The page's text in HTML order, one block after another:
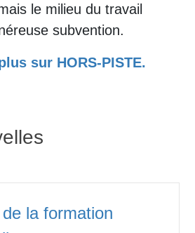
le milieu du travail
subvention.
sur HORS-PISTE.
de la formation